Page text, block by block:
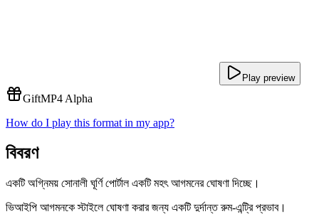
Play preview
GiftMP4 Alpha
How do I play this format in my app?
বিবরণ
একটি অগ্নিময় সোনালী ঘূর্ণি পোর্টাল একটি মহৎ আগমনের ঘোষণা দিচ্ছে।
ভিআইপি আগমনকে স্টাইলে ঘোষণা করার জন্য একটি দুর্দান্ত রুম-এন্ট্রি প্রভাব।